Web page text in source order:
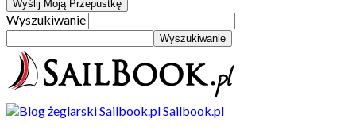
Wyszukiwanie
Sailbook.pl